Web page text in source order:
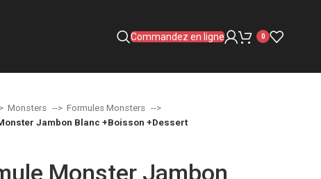
Commandez en ligne 0
Monsters
Formules Monsters
Jambon Blanc +Boisson +Dessert
Monster Jambon